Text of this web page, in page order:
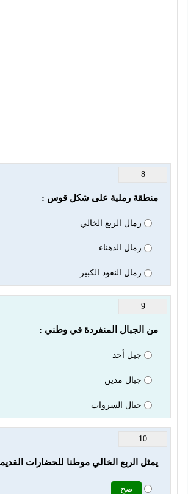
8
منطقة رملية على شكل قوس :
رمال الربع الخالي
رمال الدهناء
رمال النفود الكبير
9
من الجبال المنفردة في وطني :
جبل أحد
جبال مدين
جبال السروات
10
يمثل الربع الخالي موطنا للحضارات
صح